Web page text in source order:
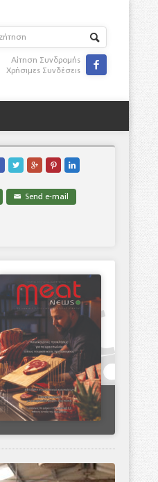
Αίτηση Συνδρομής
Χρήσιμες Συνδέσεις

   
✉ Send e-mail